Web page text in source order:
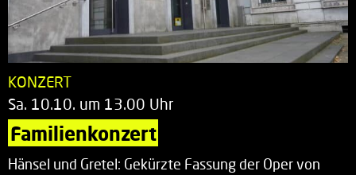
KONZERT
Sa. 10.10. um 13.00 Uhr
Familienkonzert
Hänsel und Gretel: Gekürzte Fassung der Oper von